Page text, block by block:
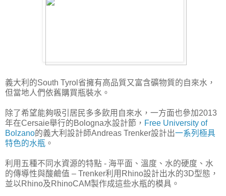
義大利的South Tyrol省擁有高品質又富含礦物質的自來水，
但當地人們依舊購買瓶裝水。
除了希望能夠吸引居民多多飲用自來水，一方面也參加2013
年在Cersaie舉行的Bologna水設計節， Free University of
Bolzano的義大利設計師Andreas Trenker設計出一系列極具
特色的水瓶 。
利用五種不同水資源的特點 - 海平面、溫度、水的硬度、水
的傳導性與酸鹼值 – Trenker利用Rhino設計出水的3D型態，
並以Rhino及RhinoCAM製作成這些水瓶的模具。